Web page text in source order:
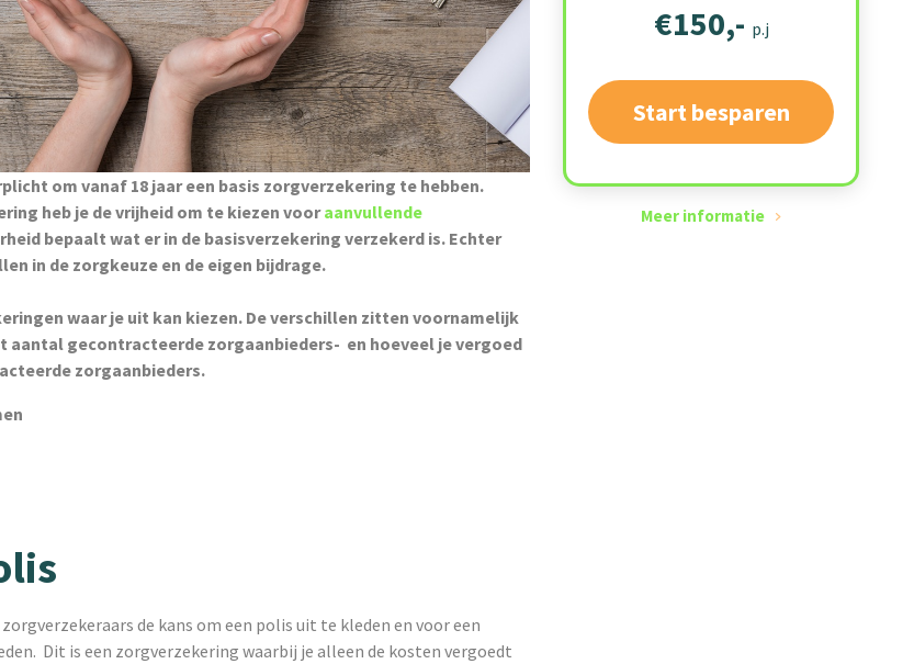
€150,- p.j
Start besparen
Meer informatie
om vanaf 18 jaar een basis zorgverzekering te hebben.
heb je de vrijheid om te kiezen vooraanvullende
bepaalt wat er in de basisverzekering verzekerd is. Echter
in de zorgkeuze en de eigen bijdrage.
waar je uit kan kiezen. De verschillen zitten voornamelijk
aantal gecontracteerde zorgaanbieders- en hoeveel je vergoed
zorgaanbieders.
de kans om een polis uit te kleden en voor een
Dit is een zorgverzekering waarbij je alleen de kosten vergoedt